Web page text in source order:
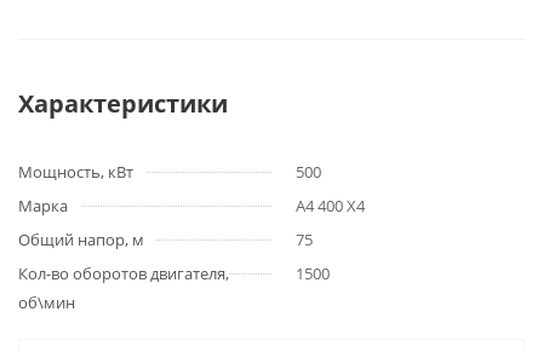
Характеристики
Мощность, кВт
500
Марка
А4 400 Х4
Общий напор, м
75
Кол-во оборотов двигателя,
об\мин
1500